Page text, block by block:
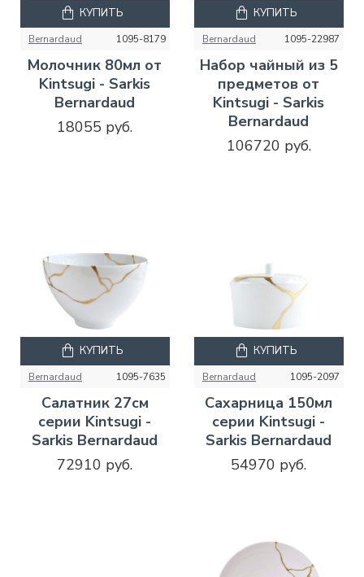
Bernardaud 1095-8179
Молочник 80мл от
Kintsugi - Sarkis
Bernardaud
18055 руб.
КУПИТЬ
Bernardaud 1095-22987
Набор чайный из 5
предметов от
Kintsugi - Sarkis
Bernardaud
106720 руб.
КУПИТЬ
Bernardaud 1095-7635
Салатник 27см
серии Kintsugi -
Sarkis Bernardaud
72910 руб.
КУПИТЬ
Bernardaud 1095-2097
Сахарница 150мл
серии Kintsugi -
Sarkis Bernardaud
54970 руб.
КУПИТЬ